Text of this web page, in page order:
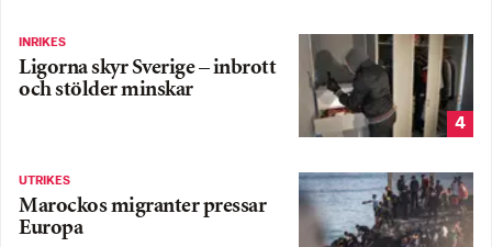
INRIKES
Ligorna skyr Sverige – inbrott
och stölder minskar
4
UTRIKES
Marockos migranter pressar
Europa